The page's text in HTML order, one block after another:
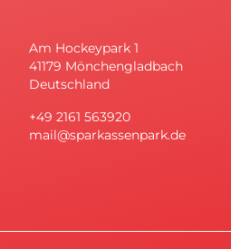
Am Hockeypark 1
41179 Mönchengladbach
Deutschland
+49 2161 563920
mail@sparkassenpark.de